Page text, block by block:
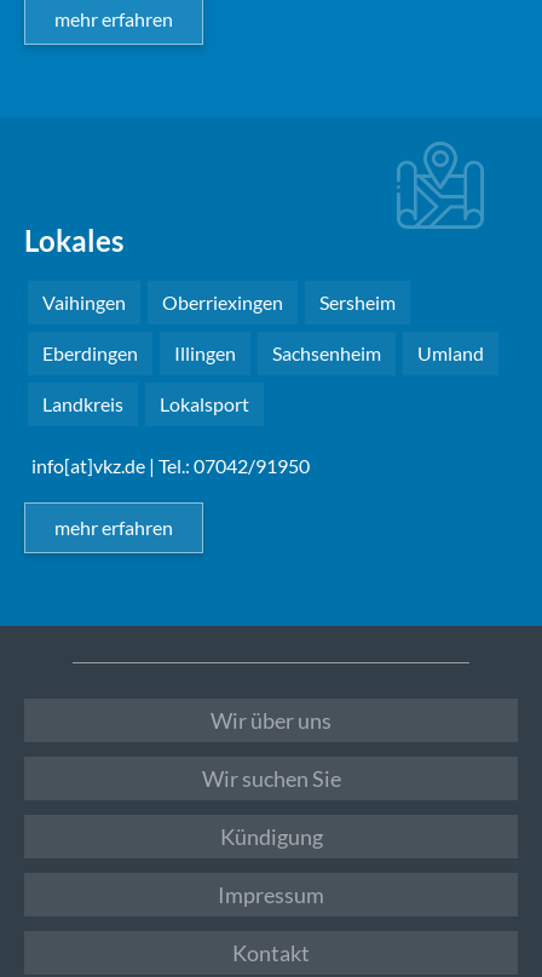
mehr erfahren
Lokales
Vaihingen Oberriexingen Sersheim
Eberdingen Illingen Sachsenheim Umland
Landkreis Lokalsport
info[at]vkz.de | Tel.: 07042/91950
mehr erfahren
Wir über uns
Wir suchen Sie
Kündigung
Impressum
Kontakt